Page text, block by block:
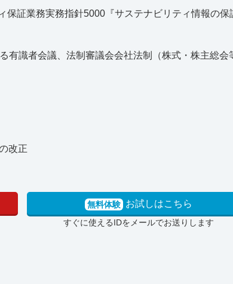
証業務実務指針5000『サステナビリティ情報の保
有識者会議、法制審議会会社法制（株式・株主総会
改正
無料体験 お試しはこちら
すぐに使えるIDをメールでお送りします